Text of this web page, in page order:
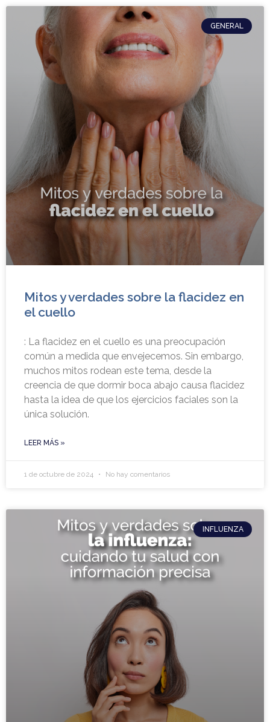
GENERAL
Mitos y verdades sobre la flacidez en
el cuello
: La flacidez en el cuello es una preocupación
común a medida que envejecemos. Sin embargo,
muchos mitos rodean este tema, desde la
creencia de que dormir boca abajo causa flacidez
hasta la idea de que los ejercicios faciales son la
única solución.
LEER MÁS »
1 de octubre de 2024 No hay comentarios
INFLUENZA